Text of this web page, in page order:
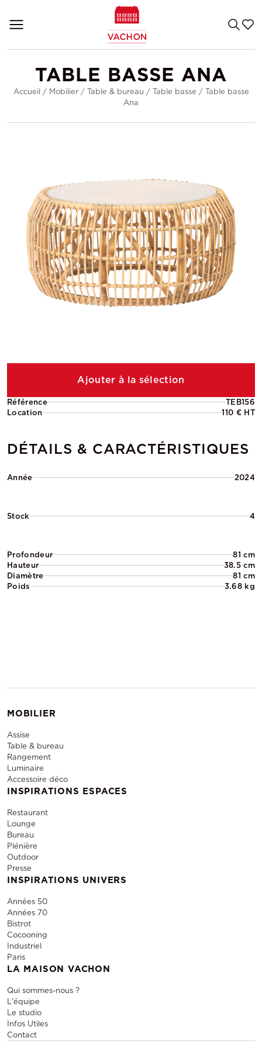
TABLE BASSE ANA
Accueil / Mobilier/ Table & bureau / Table basse / Table basse
Ana
Référence
TEB156
Location
110 € HT
DÉTAILS & CARACTÉRISTIQUES
Année 2024
Stock 4
Profondeur
81 cm
Hauteur
38.5 cm
Diamètre
81 cm
Poids
3.68 kg
Ajouter à la sélection
MOBILIER
Assise
Table & bureau
Rangement
Luminaire
Accessoire déco
INSPIRATIONS ESPACES
Restaurant
Lounge
Bureau
Plénière
Outdoor
Presse
INSPIRATIONS UNIVERS
Années 50
Années 70
Bistrot
Cocooning
Industriel
Paris
LA MAISON VACHON
Qui sommes-nous ?
L'équipe
Le studio
Infos Utiles
Contact